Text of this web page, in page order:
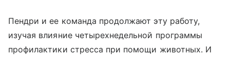
Пендри и ее команда продолжают эту работу,
изучая влияние четырехнедельной программы
профилактики стресса при помощи животных. И